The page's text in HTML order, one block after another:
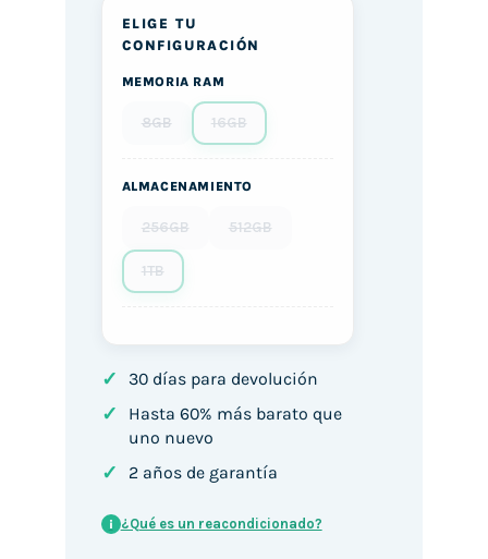
ELIGE TU
CONFIGURACIÓN
MEMORIA RAM
8GB 16GB
ALMACENAMIENTO
256GB 512GB
1TB
✓ 30 días para devolución
✓
Hasta 60% más barato que
uno nuevo
✓ 2 años de garantía
i ¿Qué es un reacondicionado?